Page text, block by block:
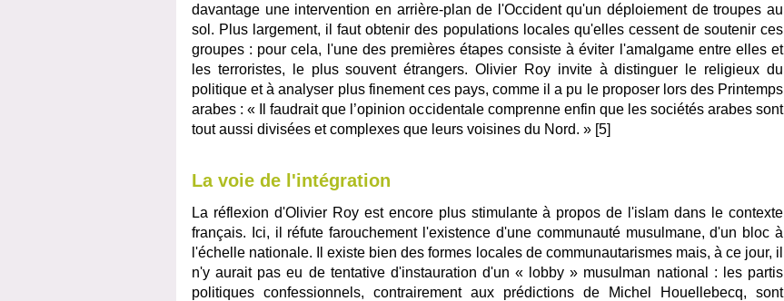
davantage une intervention en arrière-plan de l'Occident qu'un déploiement de troupes au
sol. Plus largement, il faut obtenir des populations locales qu'elles cessent de soutenir ces
groupes : pour cela, l'une des premières étapes consiste à éviter l'amalgame entre elles et
les terroristes, le plus souvent étrangers. Olivier Roy invite à distinguer le religieux du
politique et à analyser plus finement ces pays, comme il a pu le proposer lors des Printemps
arabes : « Il faudrait que l’opinion occidentale comprenne enfin que les sociétés arabes sont
tout aussi divisées et complexes que leurs voisines du Nord. » [5]
La voie de l'intégration
La réflexion d'Olivier Roy est encore plus stimulante à propos de l'islam dans le contexte
français. Ici, il réfute farouchement l'existence d'une communauté musulmane, d'un bloc à
l'échelle nationale. Il existe bien des formes locales de communautarismes mais, à ce jour, il
n'y aurait pas eu de tentative d'instauration d'un « lobby » musulman national : les partis
politiques confessionnels, contrairement aux prédictions de Michel Houellebecq, sont